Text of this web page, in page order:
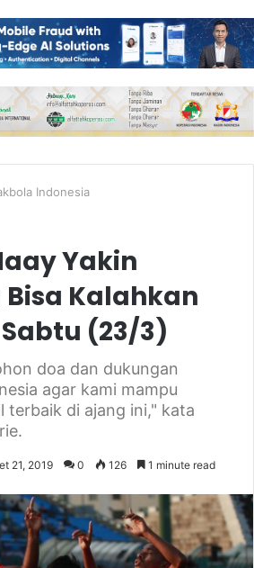
Indonesia
Yakin
Kalahkan
(23/3)
doa dan dukungan
agar kami mampu
terbaik di ajang ini," kata
21, 2019 0 126 1 minute read